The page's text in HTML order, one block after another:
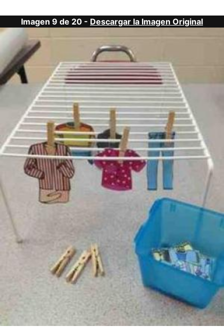
Imagen 9 de 20 - Descargar la Imagen Original